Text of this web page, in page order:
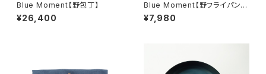
Blue Moment【野包丁】
¥26,400
Blue Moment【野フライパン /
L】
¥7,980